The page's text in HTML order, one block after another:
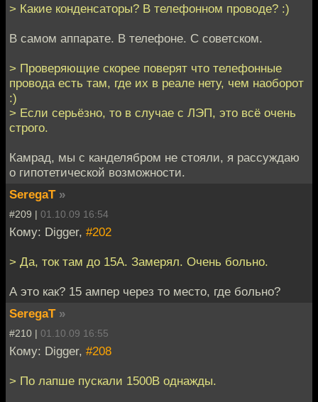
> Какие конденсаторы? В телефонном проводе? :)
В самом аппарате. В телефоне. С советском.
> Проверяющие скорее поверят что телефонные
провода есть там, где их в реале нету, чем наоборот
:)
> Если серьёзно, то в случае с ЛЭП, это всё очень
строго.
Камрад, мы с канделябром не стояли, я рассуждаю
о гипотетической возможности.
SeregaT »
#209 | 01.10.09 16:54
Кому: Digger, #202
> Да, ток там до 15А. Замерял. Очень больно.
А это как? 15 ампер через то место, где больно?
SeregaT »
#210 | 01.10.09 16:55
Кому: Digger, #208
> По лапше пускали 1500В однажды.